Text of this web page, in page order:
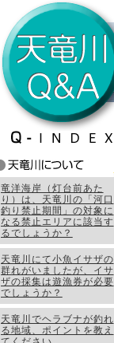
竜洋海岸（灯台前あた
り）は、天竜川の「河口
釣り禁止期間」の対象に
なる禁止エリアに該当す
るでしょうか？
天竜川にて小魚イサザの
群れがいましたが、イサ
ザの採集は遊漁券が必要
でしょうか？
天竜川でヘラブナが釣れ
る地域、ポイントを教え